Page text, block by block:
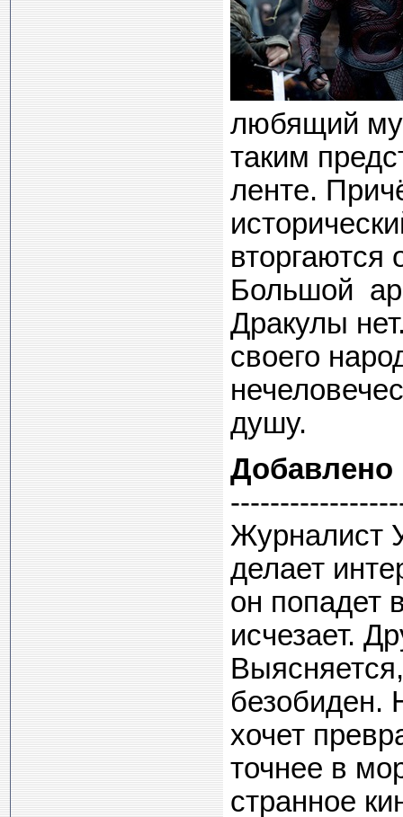
любящий
таким
ленте.
вторгаются
Большой
Дракулы
своего
душу.
Добавлено
Журналист
делает
он попадет
исчезает.
безобиден.
хочет
точнее в
странное